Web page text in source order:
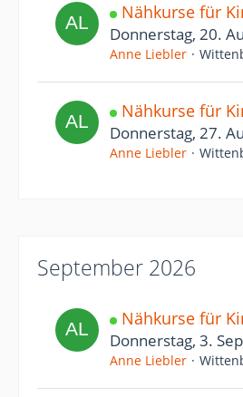
Nähkurse für
Donnerstag, 20.
Anne Liebler
Nähkurse für
Donnerstag, 27.
Anne Liebler
September 2026
Nähkurse für
Donnerstag, 3.
Anne Liebler